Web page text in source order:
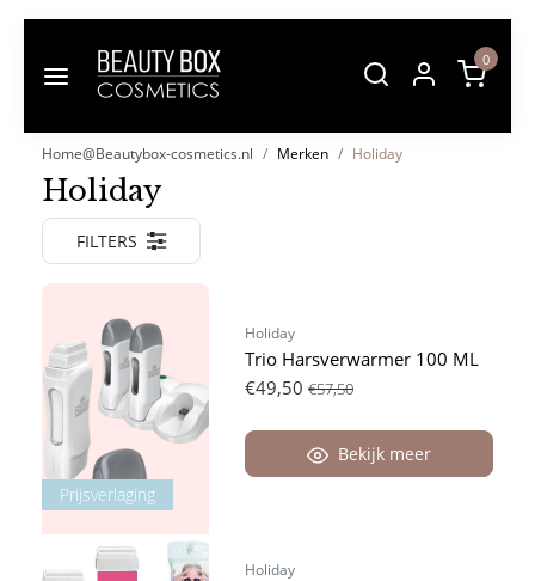
0
Home@Beautybox-cosmetics.nl Merken Holiday
Holiday
FILTERS
Prijsverlaging
Holiday
Trio Harsverwarmer 100 ML
€49,50 €57,50
Bekijk meer
Holiday